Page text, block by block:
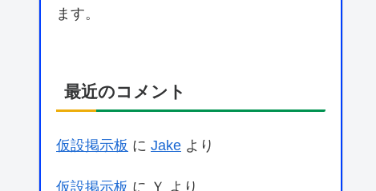
ます。
最近のコメント
仮設掲示板 に Jake より
仮設掲示板 に Ｙ より